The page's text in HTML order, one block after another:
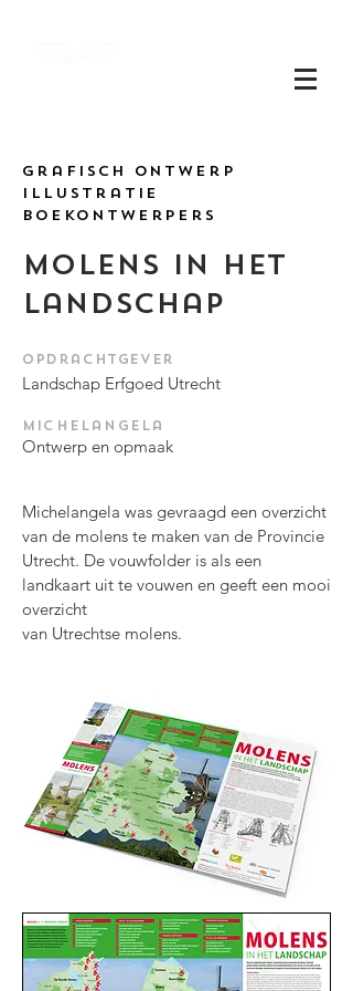
grafisch ontwerp
Illustratie
boekontwerpers
molens in het
landschap
​Opdrachtgever
Landschap Erfgoed Utrecht
Michelangela
Ontwerp en opmaak
Michelangela was gevraagd een overzicht
van de molens te maken van de Provincie
Utrecht. De vouwfolder is als een
landkaart uit te vouwen en geeft een mooi
overzicht
van Utrechtse molens.